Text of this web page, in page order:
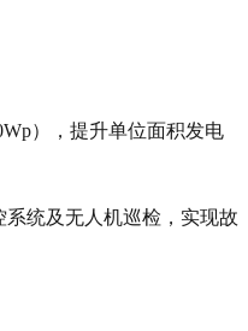
），提升单位面积发电
统及无人机巡检，实现故